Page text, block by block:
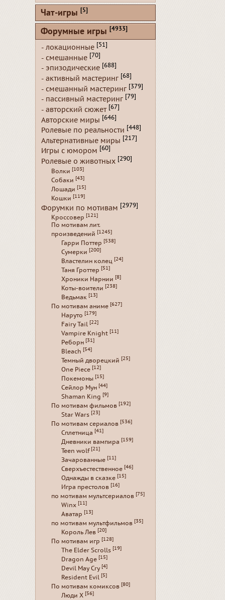
Чат-игры [5]
Форумные игры [4933]
- локационные [51]
- смешанные [70]
- эпизодические [688]
- активный мастеринг [68]
- смешанный мастеринг [379]
- пассивный мастеринг [79]
- авторский сюжет [67]
Авторские миры [646]
Ролевые по реальности [448]
Альтернативные миры [217]
Игры с юмором [60]
Ролевые о животных [290]
Волки [103]
Собаки [43]
Лошади [15]
Кошки [119]
Форумки по мотивам [2979]
Кроссовер [121]
По мотивам лит.
произведений [1245]
Гарри Поттер [538]
Сумерки [200]
Властелин колец [24]
Таня Гроттер [51]
Хроники Нарнии [8]
Коты-воители [238]
Ведьмак [13]
По мотивам аниме [627]
Наруто [179]
Fairy Tail [22]
Vampire Knight [11]
Реборн [31]
Bleach [54]
Темный дворецкий [25]
One Piece [12]
Покемоны [15]
Сейлор Мун [44]
Shaman King [9]
По мотивам фильмов [192]
Star Wars [23]
По мотивам сериалов [536]
Сплетница [41]
Дневники вампира [159]
Teen wolf [21]
Зачарованные [11]
Сверхъестественное [46]
Однажды в сказке [15]
Игра престолов [16]
по мотивам мультсериалов [75]
Winx [11]
Аватар [13]
по мотивам мультфильмов [35]
Король Лев [20]
По мотивам игр [128]
The Elder Scrolls [19]
Dragon Age [15]
Devil May Cry [4]
Resident Evil [5]
По мотивам комиксов [80]
Люди Х [56]